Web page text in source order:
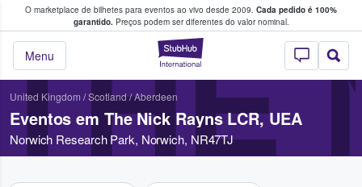
O marketplace de bilhetes para eventos ao vivo desde 2009. Cada pedido é 100%
garantido.Preços podem ser diferentes do valor nominal.
StubHub – onde
Menu
fãs compram e vendem bilhetes
United Kingdom /Scotland/Aberdeen
Eventos em The Nick Rayns LCR, UEA
Norwich Research Park, Norwich, NR47TJ